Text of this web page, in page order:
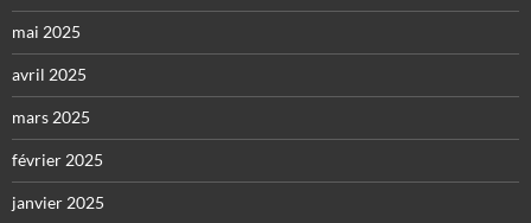
mai 2025
avril 2025
mars 2025
février 2025
janvier 2025